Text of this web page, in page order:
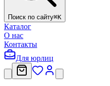
Поиск по сайту⌘K
Каталог
О нас
Контакты
Для юрлиц